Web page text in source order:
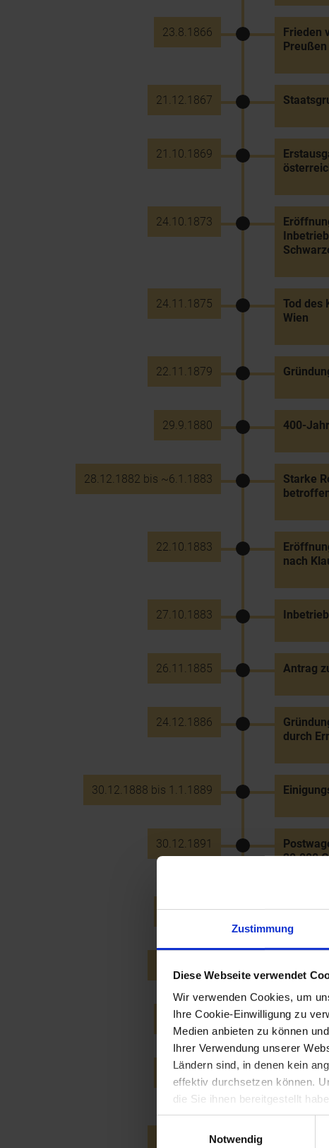
Zustimmung
Diese Webseite verwendet
Wir verwenden Cookies, um
Ihre Cookie-Einwilligung zu
Medien anbieten zu können
Ihrer Verwendung unserer
Ländern sind, in denen kein
effektiv durchsetzen können.
die Sie ihnen bereitgestellt
Notwendig
23.8.1866
Frieden
Preußen
21.12.1867
21.10.1869
24.10.1873
24.11.1875
Tod des
Wien
22.11.1879
29.9.1880 400-
28.12.1882 bis ~6.1.1883
Starke
22.10.1883
nach
27.10.1883
26.11.1885 Antrag
24.12.1886
durch
30.12.1888 bis 1.1.1889
30.12.1891
20.000
25.9.1897 Fahrt
29.9.1898
27.9.1899
Joseph I.
29.11.1899